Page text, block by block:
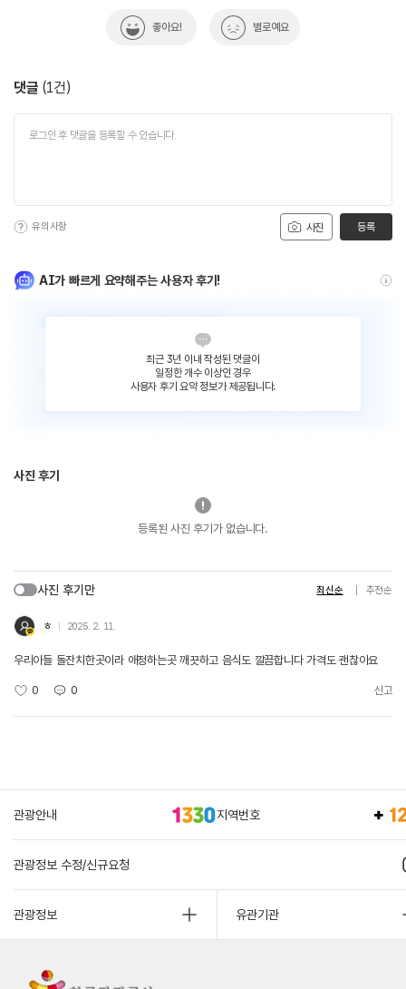
좋아요! 별로예요
댓글 (1건)
사진
유의사항 등록
AI가 빠르게 요약해주는 사용자 후기!
최근 3년 이내 작성된 댓글이
일정한 개수 이상인 경우
사용자 후기 요약 정보가 제공됩니다.
사진 후기
등록된 사진 후기가 없습니다.
사진 후기만 최신순 추천순
ㅎ 2025. 2. 11.
우리아들 돌잔치한곳이라 애정하는곳 깨끗하고 음식도 깔끔합니다 가격도 괜찮아요
0 0 신고
관광안내 지역번호
관광정보 수정/신규요청
관광정보 유관기관